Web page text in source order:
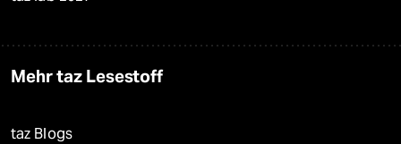
Mehr taz Lesestoff
taz Blogs